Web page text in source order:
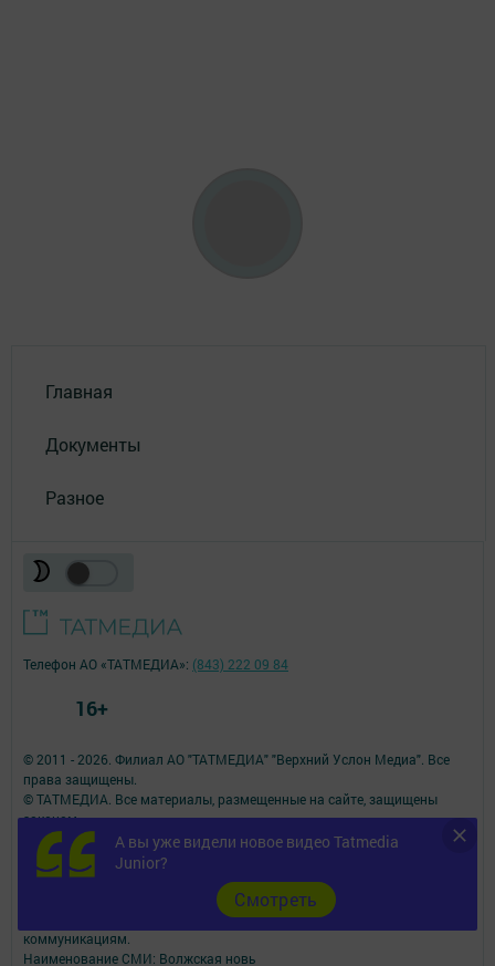
Главная
Документы
Разное
А вы уже видели новое видео Tatmedia
Junior?
Cмотреть
© 2011 - 2026. Филиал АО "ТАТМЕДИА" "Верхний Услон Медиа". Все
права защищены.
© ТАТМЕДИА. Все материалы, размещенные на сайте, защищены
законом.
Перепечатка, воспроизведение и распространение в любом объеме
информации,
размещенной на сайте, возможна только с письменного согласия
При поддержке Республиканского агентства по печати и массовым
коммуникациям.
Наименование СМИ: Волжская новь
Телефон АО «ТАТМЕДИА»: (843) 222 09 84
16+